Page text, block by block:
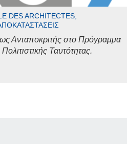
DES ARCHITECTES,
Ανταποκριτής στο Πρόγραμμα
Ταυτότητας.